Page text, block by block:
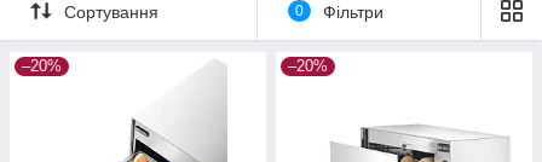
Сортування 0 Фільтри
–20% –20%